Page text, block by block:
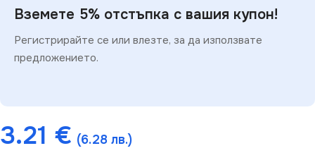
Вземете 5% отстъпка с вашия купон!
Регистрирайте се или влезте, за да използвате
предложението.
3.21 € (6.28 лв.)